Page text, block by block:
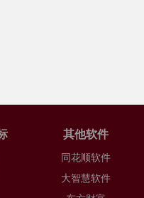
其他软件
同花顺软件
大智慧软件